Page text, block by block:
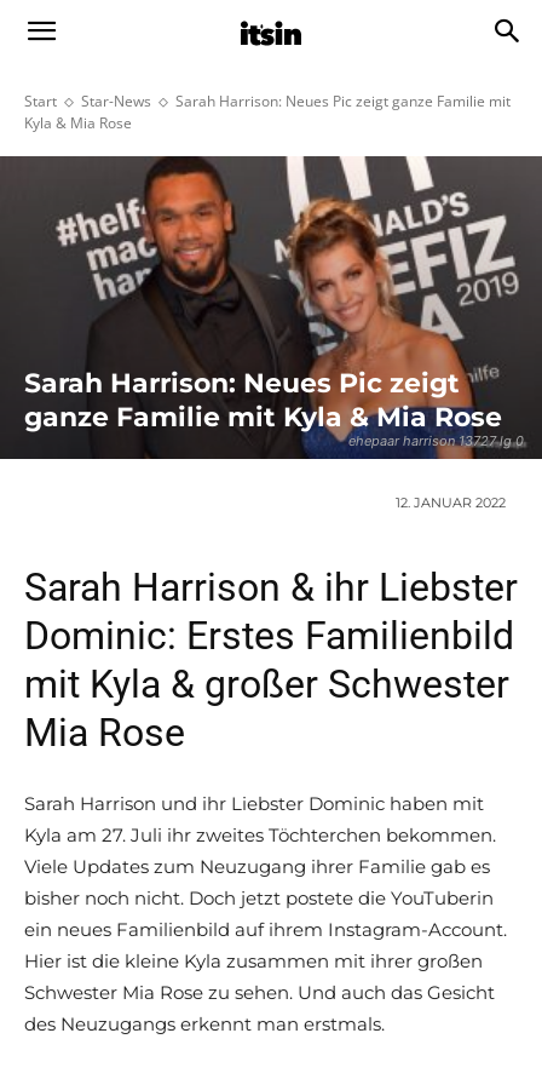
Start Star-News
Sarah Harrison: Neues Pic zeigt ganze Familie mit
Kyla & Mia Rose
ehepaar harrison 13727 lg 0
Sarah Harrison: Neues Pic zeigt
ganze Familie mit Kyla & Mia Rose
12. JANUAR 2022
Sarah Harrison & ihr Liebster
Dominic: Erstes Familienbild
mit Kyla & großer Schwester
Mia Rose
Sarah Harrison und ihr Liebster Dominic haben mit
Kyla am 27. Juli ihr zweites Töchterchen bekommen.
Viele Updates zum Neuzugang ihrer Familie gab es
bisher noch nicht. Doch jetzt postete die YouTuberin
ein neues Familienbild auf ihrem Instagram-Account.
Hier ist die kleine Kyla zusammen mit ihrer großen
Schwester Mia Rose zu sehen. Und auch das Gesicht
des Neuzugangs erkennt man erstmals.